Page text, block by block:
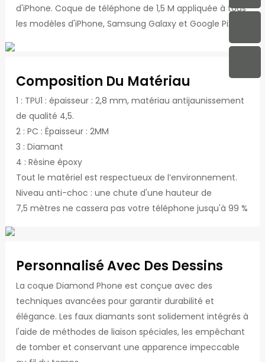
d'iPhone. Coque de téléphone de 1,5 M appliquée à tous
les modèles d'iPhone, Samsung Galaxy et Google Pixel.
Composition Du Matériau
1 : TPU1 : épaisseur : 2,8 mm, matériau antijaunissement
de qualité 4,5.
2 : PC : Épaisseur : 2MM
3 : Diamant
4 : Résine époxy
Tout le matériel est respectueux de l’environnement.
Niveau anti-choc : une chute d'une hauteur de
7,5 mètres ne cassera pas votre téléphone jusqu'à 99 %
Personnalisé Avec Des Dessins
La coque Diamond Phone est conçue avec des
techniques avancées pour garantir durabilité et
élégance. Les faux diamants sont solidement intégrés à
l'aide de méthodes de liaison spéciales, les empêchant
de tomber et conservant une apparence impeccable